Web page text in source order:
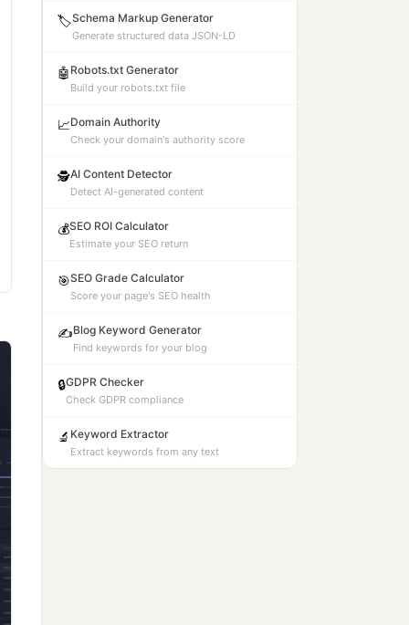
🏷️Schema Markup Generator
Generate structured data JSON-LD
🤖 Robots.txt Generator
Build your robots.txt file
📈Domain Authority
Check your domain's authority score
🕵️AI Content Detector
Detect AI-generated content
💰SEO ROI Calculator
Estimate your SEO return
🎯SEO Grade Calculator
Score your page's SEO health
✍️Blog Keyword Generator
Find keywords for your blog
🔒GDPR Checker
Check GDPR compliance
🔬 Keyword Extractor
Extract keywords from any text